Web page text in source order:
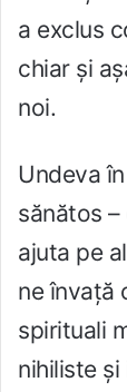
a exclus
chiar și
noi.
Undeva
sănătos
ajuta pe
ne învață
spirituali
nihiliste